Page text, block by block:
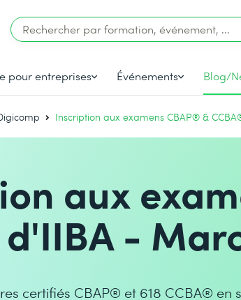
pour entreprises Événements Blog/
Inscription aux examens CBAP® &
aux
-
certifiés CBAP® et 618 CCBA® en